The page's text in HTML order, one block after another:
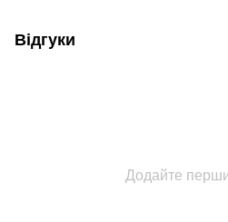
Відгуки
Додайте